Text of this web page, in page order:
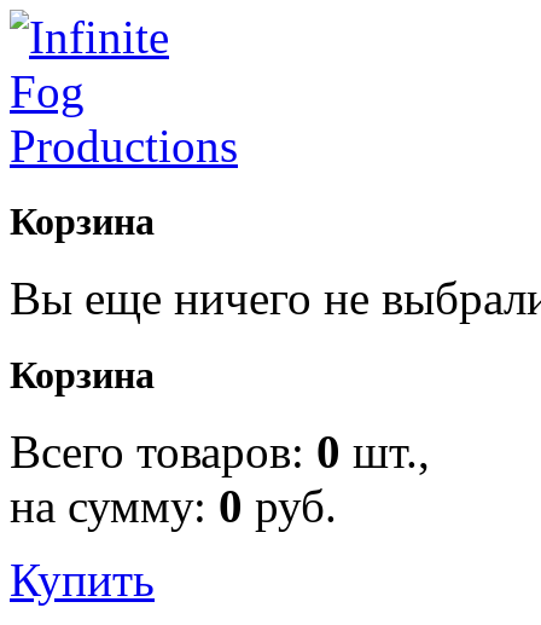
Корзина
Вы еще ничего не
Корзина
Всего товаров: 0 шт.,
на сумму: 0 руб.
Купить